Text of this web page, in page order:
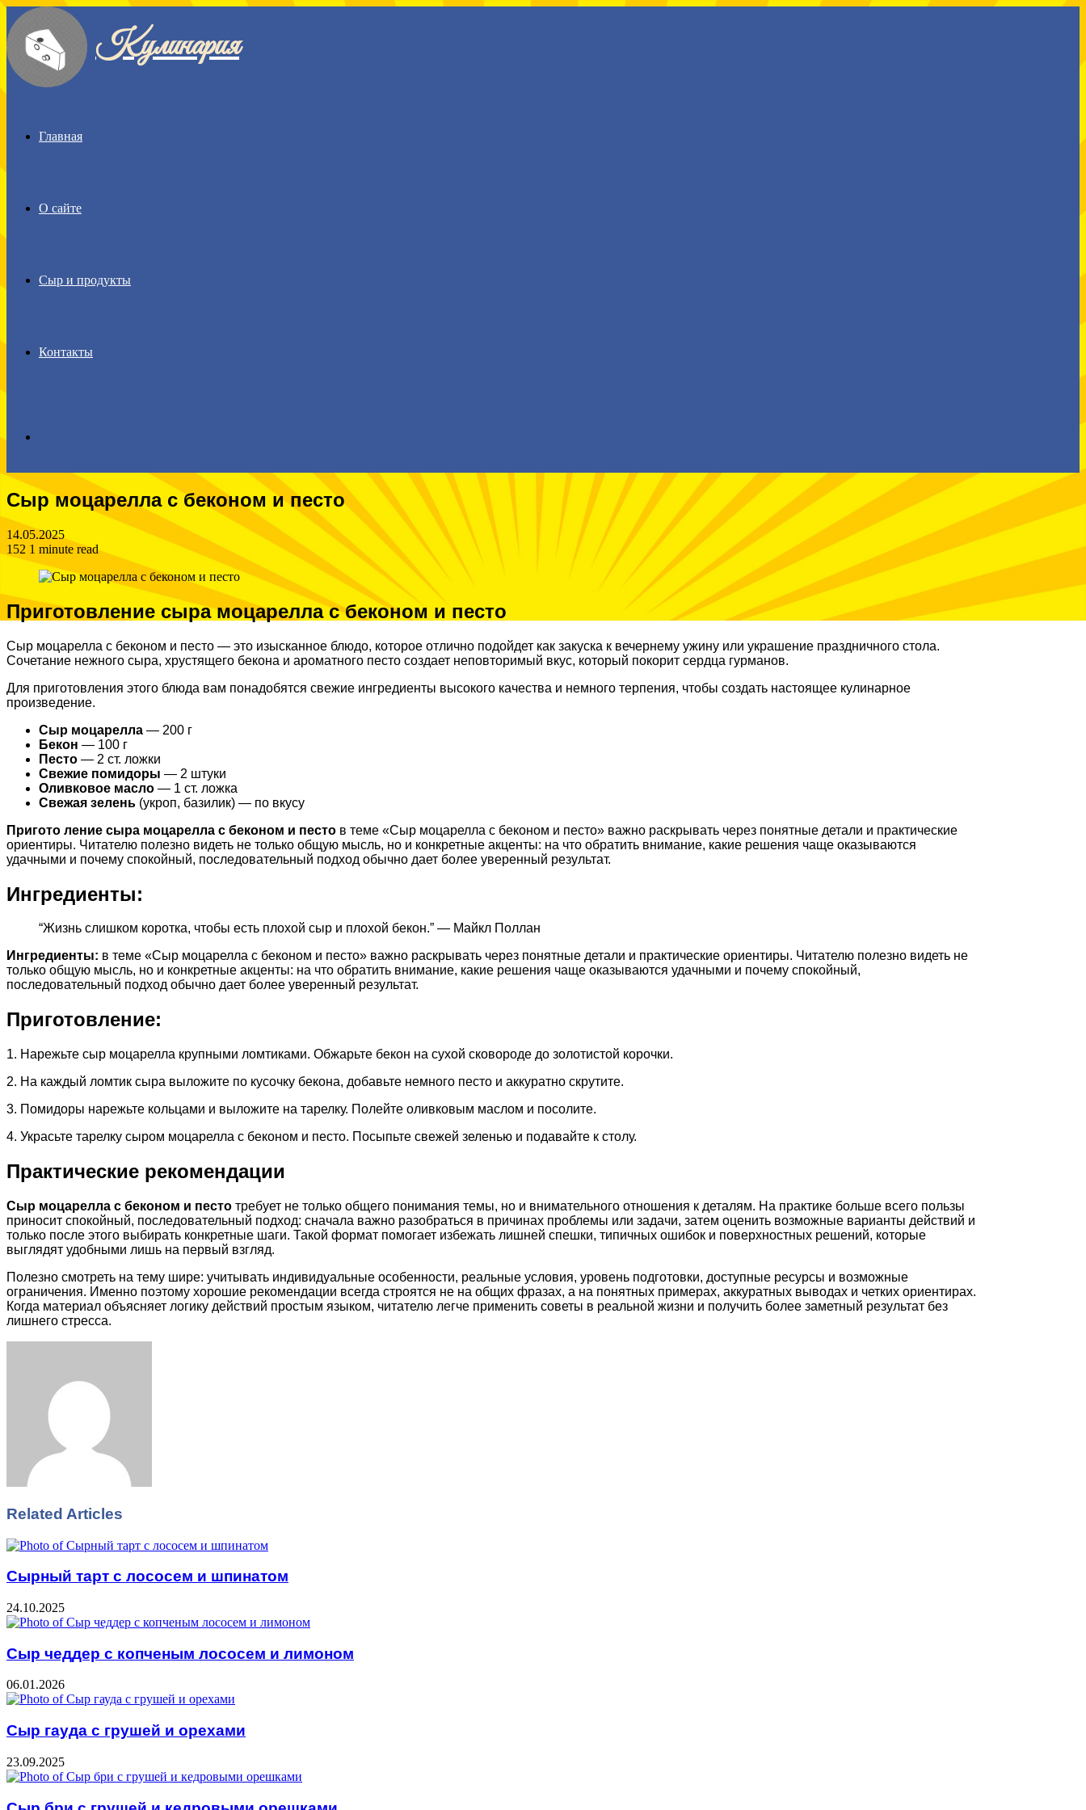
Menu Кулинария
Главная
О сайте
Сыр и продукты
Контакты
for
Сыр моцарелла с беконом и песто
14.05.2025
152 1 minute read
Приготовление сыра моцарелла с беконом и песто
Сыр моцарелла с беконом и песто — это изысканное блюдо, которое отлично подойдет как закуска к вечернему ужину или украшение праздничного стола.
Сочетание нежного сыра, хрустящего бекона и ароматного песто создает неповторимый вкус, который покорит сердца гурманов.
Для приготовления этого блюда вам понадобятся свежие ингредиенты высокого качества и немного терпения, чтобы создать настоящее кулинарное
произведение.
Сыр моцарелла — 200 г
Бекон — 100 г
Песто — 2 ст. ложки
Свежие помидоры — 2 штуки
Оливковое масло — 1 ст. ложка
Свежая зелень (укроп, базилик) — по вкусу
Пригото ление сыра моцарелла с беконом и песто в теме «Сыр моцарелла с беконом и песто» важно раскрывать через понятные детали и практические
ориентиры. Читателю полезно видеть не только общую мысль, но и конкретные акценты: на что обратить внимание, какие решения чаще оказываются
удачными и почему спокойный, последовательный подход обычно дает более уверенный результат.
Ингредиенты:
“Жизнь слишком коротка, чтобы есть плохой сыр и плохой бекон.” — Майкл Поллан
Ингредиенты: в теме «Сыр моцарелла с беконом и песто» важно раскрывать через понятные детали и практические ориентиры. Читателю полезно видеть не
только общую мысль, но и конкретные акценты: на что обратить внимание, какие решения чаще оказываются удачными и почему спокойный,
последовательный подход обычно дает более уверенный результат.
Приготовление:
1. Нарежьте сыр моцарелла крупными ломтиками. Обжарьте бекон на сухой сковороде до золотистой корочки.
2. На каждый ломтик сыра выложите по кусочку бекона, добавьте немного песто и аккуратно скрутите.
3. Помидоры нарежьте кольцами и выложите на тарелку. Полейте оливковым маслом и посолите.
4. Украсьте тарелку сыром моцарелла с беконом и песто. Посыпьте свежей зеленью и подавайте к столу.
Практические рекомендации
Сыр моцарелла с беконом и песто требует не только общего понимания темы, но и внимательного отношения к деталям. На практике больше всего пользы
приносит спокойный, последовательный подход: сначала важно разобраться в причинах проблемы или задачи, затем оценить возможные варианты действий и
только после этого выбирать конкретные шаги. Такой формат помогает избежать лишней спешки, типичных ошибок и поверхностных решений, которые
выглядят удобными лишь на первый взгляд.
Полезно смотреть на тему шире: учитывать индивидуальные особенности, реальные условия, уровень подготовки, доступные ресурсы и возможные
ограничения. Именно поэтому хорошие рекомендации всегда строятся не на общих фразах, а на понятных примерах, аккуратных выводах и четких ориентирах.
Когда материал объясняет логику действий простым языком, читателю легче применить советы в реальной жизни и получить более заметный результат без
лишнего стресса.
Related Articles
Сырный тарт с лососем и шпинатом
24.10.2025
Сыр чеддер с копченым лососем и лимоном
06.01.2026
Сыр гауда с грушей и орехами
23.09.2025